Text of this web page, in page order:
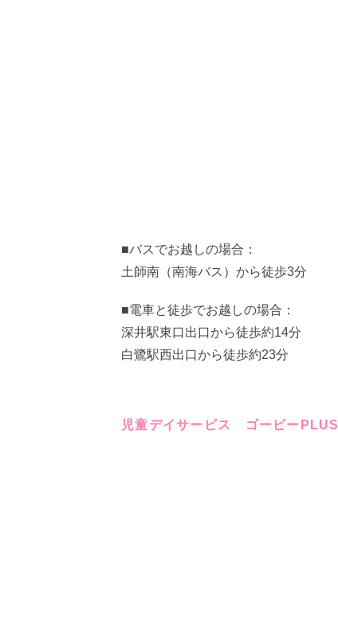
■バスでお越しの場合：
土師南（南海バス）から徒歩3分
■電車と徒歩でお越しの場合：
深井駅東口出口から徒歩約14分
白鷺駅西出口から徒歩約23分
児童デイサービス ゴービーPLUS